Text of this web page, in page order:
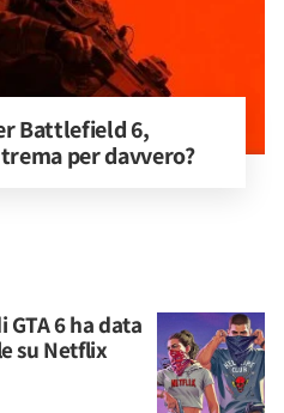
Battlefield 6,
per davvero?
6 ha data
su Netflix